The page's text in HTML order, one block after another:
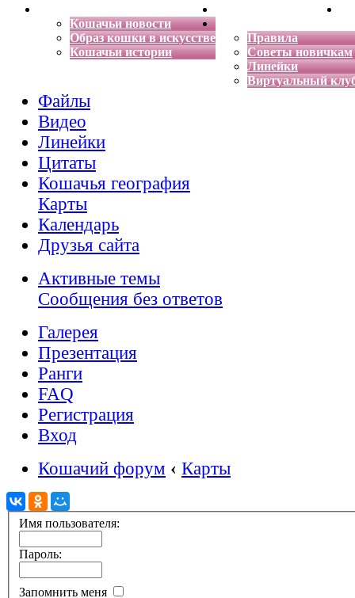
Кошачьи новости
Образ кошки в искусстве
Кошачьи истории
Энциклопедия кошек
Правила
Советы новичкам
Линейки
Виртуальный
Файлы
Видео
Линейки
Цитаты
Кошачья география
Карты
Календарь
Друзья сайта
Активные темы
Сообщения без ответов
Галерея
Презентация
Ранги
FAQ
Регистрация
Вход
Кошачий форум ‹ Карты
Имя пользователя:
Пароль:
Запомнить меня